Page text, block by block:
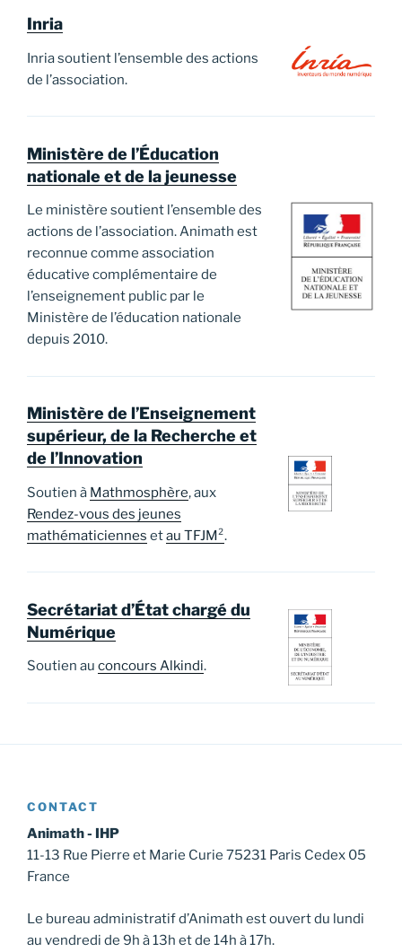
Inria
Inria soutient l’ensemble des actions
de l’association.
Ministère de l’Éducation
nationale et de la jeunesse
Le ministère soutient l’ensemble des
actions de l’association. Animath est
reconnue comme association
éducative complémentaire de
l’enseignement public par le
Ministère de l’éducation nationale
depuis 2010.
Ministère de l’Enseignement
supérieur, de la Recherche et
de l’Innovation
Soutien à Mathmosphère, aux
Rendez-vous des jeunes
mathématiciennes etau TFJM².
Secrétariat d’État chargé du
Numérique
Soutien au concours Alkindi.
CONTACT
Animath - IHP
11-13 Rue Pierre et Marie Curie 75231 Paris Cedex 05
France
Le bureau administratif d’Animath est ouvert du lundi
au vendredi de 9h à 13h et de 14h à 17h.